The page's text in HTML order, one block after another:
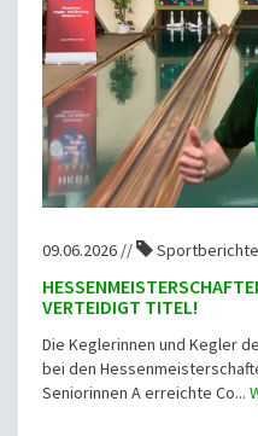
09.06.2026 // Sportberichte
VERTEIDIGT TITEL!
Die Keglerinnen und Kegler
bei den
Seniorinnen A erreichte Co...